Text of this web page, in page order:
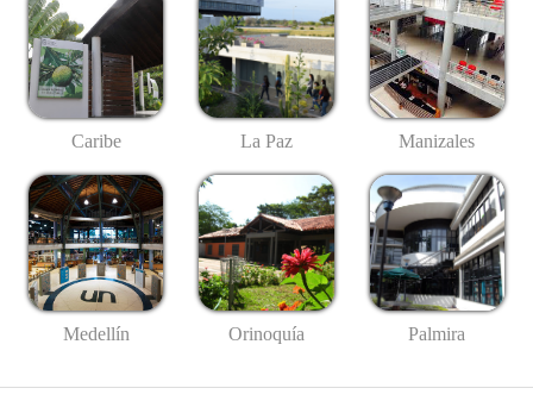
Caribe La Paz Manizales
Medellín Orinoquía Palmira